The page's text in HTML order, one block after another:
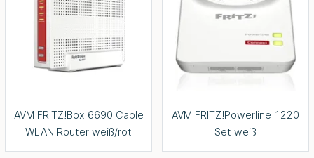
AVM FRITZ!Box 6690 Cable
WLAN Router weiß/rot
AVM FRITZ!Powerline 1220
Set weiß